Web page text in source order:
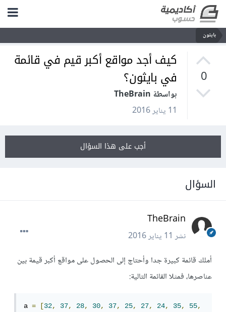
بايثون
0
كيف أجد مواقع أكبر قيم في قائمة
في بايثون؟
بواسطة TheBrain
11 يناير 2016
أجب على هذا السؤال
السؤال
TheBrain
نشر11 يناير 2016
أملك قائمة كبيرة جدا وأحتاج إلى الحصول على مواقع أكبر قيمة بين
عناصرها، فمثلا القائمة التالية:
a = [32, 37, 28, 30, 37, 25, 27, 24, 35, 55,